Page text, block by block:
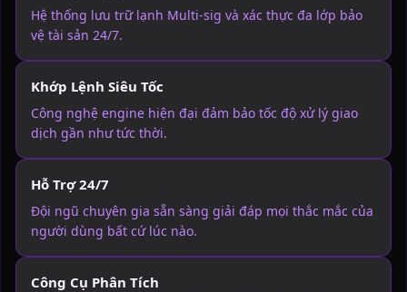
Hệ thống lưu trữ lạnh Multi-sig và xác thực đa lớp bảo
vệ tài sản 24/7.
Khớp Lệnh Siêu Tốc
Công nghệ engine hiện đại đảm bảo tốc độ xử lý giao
dịch gần như tức thời.
Hỗ Trợ 24/7
Đội ngũ chuyên gia sẵn sàng giải đáp mọi thắc mắc của
người dùng bất cứ lúc nào.
Công Cụ Phân Tích